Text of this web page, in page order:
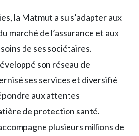
la Matmut a su s’adapter aux
marché de l’assurance et aux
de ses sociétaires.
son réseau de
ses services et diversifié
aux attentes
de protection santé.
plusieurs millions de